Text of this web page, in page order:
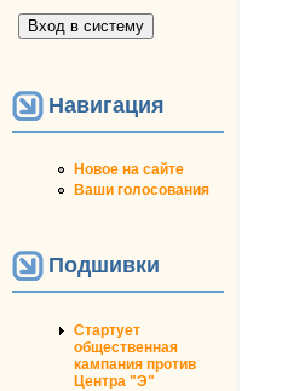
Навигация
Новое на сайте
Ваши голосования
Подшивки
Стартует
общественная
кампания против
Центра "Э"